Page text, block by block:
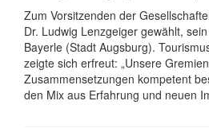
Zum Vorsitzenden der
Dr. Ludwig Lenzgeiger gewählt,
Bayerle (Stadt Augsburg).
zeigte sich erfreut: „Unsere
Zusammen­setzungen kompetent
den Mix aus Erfahrung und neuen